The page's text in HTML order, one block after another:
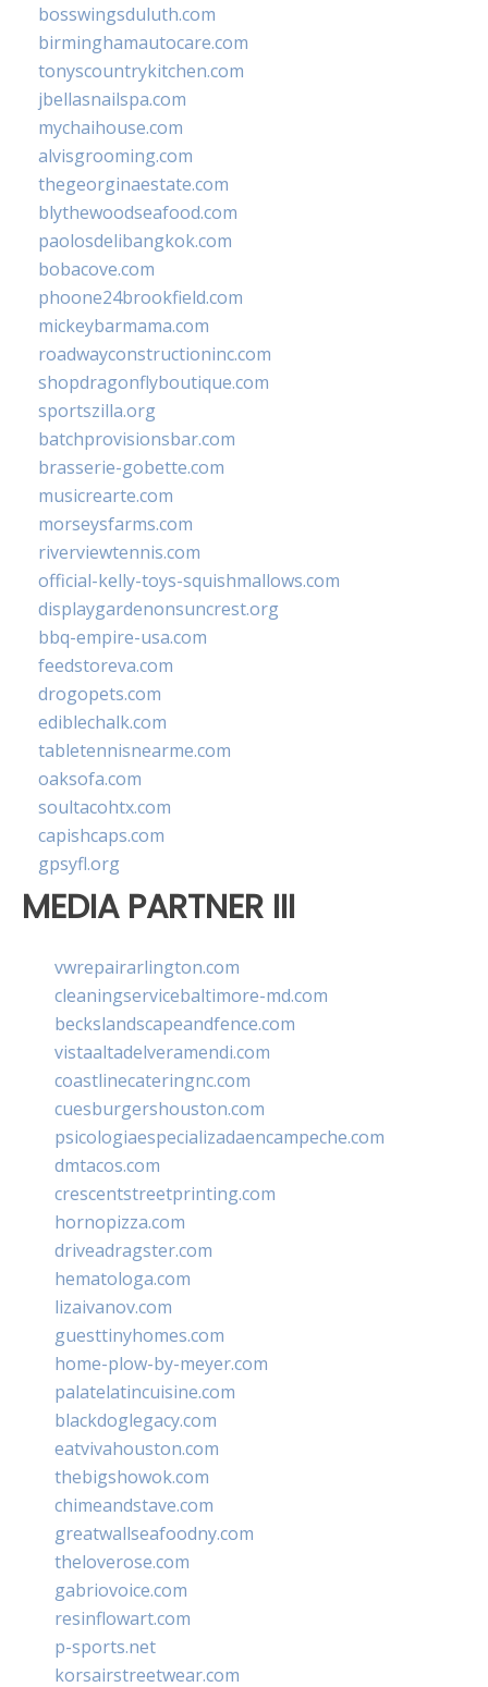
bosswingsduluth.com
birminghamautocare.com
tonyscountrykitchen.com
jbellasnailspa.com
mychaihouse.com
alvisgrooming.com
thegeorginaestate.com
blythewoodseafood.com
paolosdelibangkok.com
bobacove.com
phoone24brookfield.com
mickeybarmama.com
roadwayconstructioninc.com
shopdragonflyboutique.com
sportszilla.org
batchprovisionsbar.com
brasserie-gobette.com
musicrearte.com
morseysfarms.com
riverviewtennis.com
official-kelly-toys-squishmallows.com
displaygardenonsuncrest.org
bbq-empire-usa.com
feedstoreva.com
drogopets.com
ediblechalk.com
tabletennisnearme.com
oaksofa.com
soultacohtx.com
capishcaps.com
gpsyfl.org
MEDIA PARTNER III
vwrepairarlington.com
cleaningservicebaltimore-md.com
beckslandscapeandfence.com
vistaaltadelveramendi.com
coastlinecateringnc.com
cuesburgershouston.com
psicologiaespecializadaencampeche.com
dmtacos.com
crescentstreetprinting.com
hornopizza.com
driveadragster.com
hematologa.com
lizaivanov.com
guesttinyhomes.com
home-plow-by-meyer.com
palatelatincuisine.com
blackdoglegacy.com
eatvivahouston.com
thebigshowok.com
chimeandstave.com
greatwallseafoodny.com
theloverose.com
gabriovoice.com
resinflowart.com
p-sports.net
korsairstreetwear.com